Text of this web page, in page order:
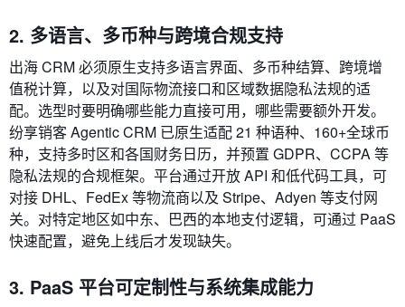
2. 多语言、多币种与跨境合规支持
出海 CRM 必须原生支持多语言界面、多币种结算、跨境增
值税计算，以及对国际物流接口和区域数据隐私法规的适
配。选型时要明确哪些能力直接可用，哪些需要额外开发。
纷享销客 Agentic CRM 已原生适配 21 种语种、160+全球币
种，支持多时区和各国财务日历，并预置 GDPR、CCPA 等
隐私法规的合规框架。平台通过开放 API 和低代码工具，可
对接 DHL、FedEx 等物流商以及 Stripe、Adyen 等支付网
关。对特定地区如中东、巴西的本地支付逻辑，可通过 PaaS
快速配置，避免上线后才发现缺失。
3. PaaS 平台可定制性与系统集成能力